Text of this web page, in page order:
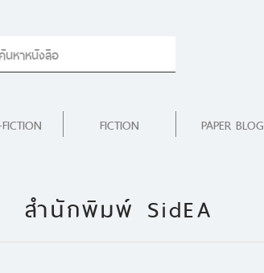
FICTION PAPER BLOG
สำนักพิมพ์ SidEA